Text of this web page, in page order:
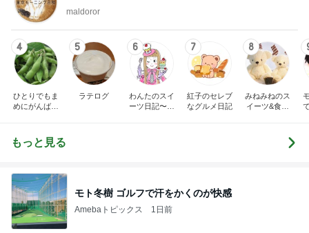
maldoror
4
ひとりでもま
めにがんばる
5
ラテログ
6
わんたのスイ
ーツ日記〜小
7
紅子のセレブ
なグルメ日記
8
みねみねのス
イーツ&食パ
もっと見る
モト冬樹 ゴルフで汗をかくのが快感
Amebaトピックス 1日前